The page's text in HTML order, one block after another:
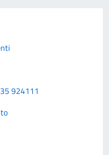
924111